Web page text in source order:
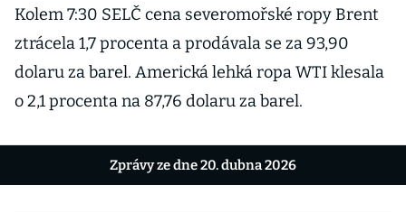
Kolem 7:30 SELČ cena severomořské ropy Brent
ztrácela 1,7 procenta a prodávala se za 93,90
dolaru za barel. Americká lehká ropa WTI klesala
o 2,1 procenta na 87,76 dolaru za barel.
Zprávy ze dne 20. dubna 2026